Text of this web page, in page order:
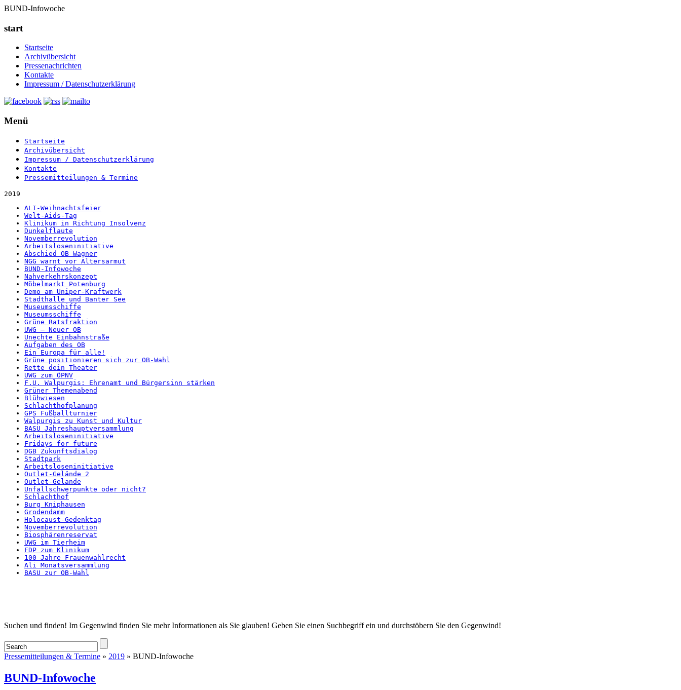
BUND-Infowoche
start
Startseite
Archivübersicht
Pressenachrichten
Kontakte
Impressum / Datenschutzerklärung
Menü
Startseite
Archivübersicht
Impressum / Datenschutzerklärung
Kontakte
Pressemitteilungen & Termine
2019
ALI-Weihnachtsfeier
Welt-Aids-Tag
Klinikum in Richtung Insolvenz
Dunkelflaute
Novemberrevolution
Arbeitsloseninitiative
Abschied OB Wagner
NGG warnt vor Altersarmut
BUND-Infowoche
Nahverkehrskonzept
Möbelmarkt Potenburg
Demo am Uniper-Kraftwerk
Stadthalle und Banter See
Museumsschiffe
Museumsschiffe
Grüne Ratsfraktion
UWG – Neuer OB
Unechte Einbahnstraße
Aufgaben des OB
Ein Europa für alle!
Grüne positionieren sich zur OB-Wahl
Rette dein Theater
UWG zum ÖPNV
F.U. Walpurgis: Ehrenamt und Bürgersinn stärken
Grüner Themenabend
Blühwiesen
Schlachthofplanung
GPS Fußballturnier
Walpurgis zu Kunst und Kultur
BASU Jahreshauptversammlung
Arbeitsloseninitiative
Fridays for future
DGB Zukunftsdialog
Stadtpark
Arbeitsloseninitiative
Outlet-Gelände 2
Outlet-Gelände
Unfallschwerpunkte oder nicht?
Schlachthof
Burg Kniphausen
Grodendamm
Holocaust-Gedenktag
Novemberrevolution
Biosphärenreservat
UWG im Tierheim
FDP zum Klinikum
100 Jahre Frauenwahlrecht
Ali Monatsversammlung
BASU zur OB-Wahl
Startseite
Suchen und finden! Im Gegenwind finden Sie mehr Informationen als Sie glauben! Geben Sie einen Suchbegriff ein und durchstöbern Sie den Gegenwind!
Pressemitteilungen & Termine » 2019 » BUND-Infowoche
BUND-Infowoche